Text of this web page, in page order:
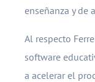
enseñanza y de
Al respecto
software
a acelerar el